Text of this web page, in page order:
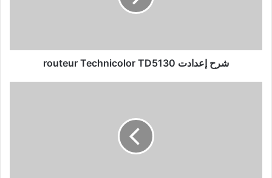
شرح إعدادت routeur Technicolor TD5130